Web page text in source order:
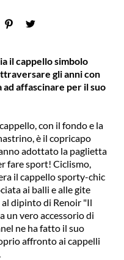
il cappello simbolo
gli anni con
ad affascinare per il suo
con il fondo e la
è il copricapo
adottato la paglietta
fare sport! Ciclismo,
il cappello sporty-chic
ai balli e alle gite
dipinto di Renoir "Il
un vero accessorio di
ne ha fatto il suo
affronto ai cappelli